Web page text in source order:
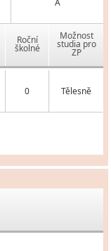
A
Roční
školné
Možnost
studia pro
ZP
0 Tělesně